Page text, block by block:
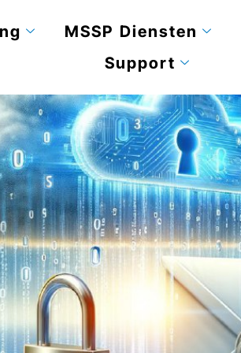
MSSP Diensten
Support